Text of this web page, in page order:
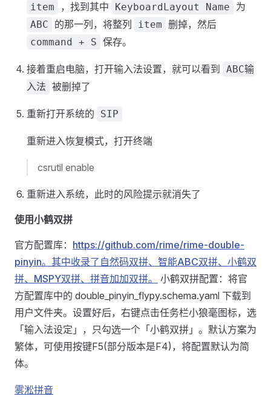
item ，找到其中 KeyboardLayout Name 为
ABC 的那一列，将整列 item 删掉，然后
command + S 保存。
接着重启电脑，打开输入法设置，就可以看到
ABC输
入法 被删掉了
重新打开系统的 SIP
重新进入恢复模式，打开终端
csrutil enable
重新进入系统，此时的风险提示就消失了
使用小鹤双拼
官方配置库： https://github.com/rime/rime-double-
pinyin。其中收录了自然码双拼、智能ABC双拼、小鹤双
拼、MSPY双拼、拼音加加双拼。
小鹤双拼配置：将官
方配置库中的 double_pinyin_flypy.schema.yaml 下载到
用户文件夹。设置好后，右键点击任务栏小狼毫图标，选
「输入法设定」，只勾选一个「小鹤双拼」。默认方案为
繁体，可使用按键F5(部分版本是F4)，将配置默认为简
体。
雾淞拼音